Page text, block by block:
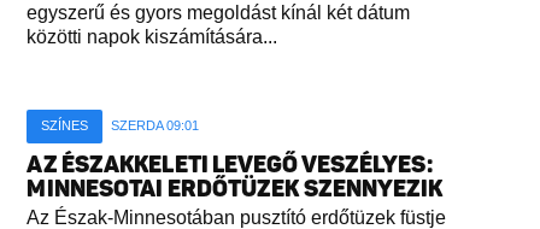
egyszerű és gyors megoldást kínál két dátum
közötti napok kiszámítására...
SZÍNES SZERDA 09:01
AZ ÉSZAKKELETI LEVEGŐ VESZÉLYES:
MINNESOTAI ERDŐTÜZEK SZENNYEZIK
Az Észak-Minnesotában pusztító erdőtüzek füstje